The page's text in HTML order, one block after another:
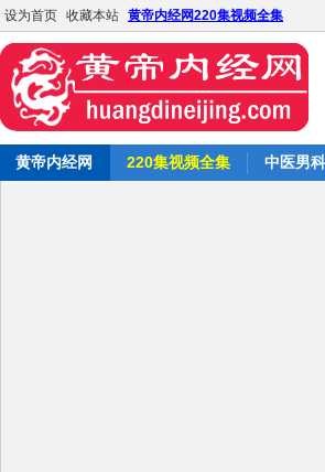
设为首页 收藏本站 黄帝内经网220集视频全集
黄帝内经网 220集视频全集 中医男